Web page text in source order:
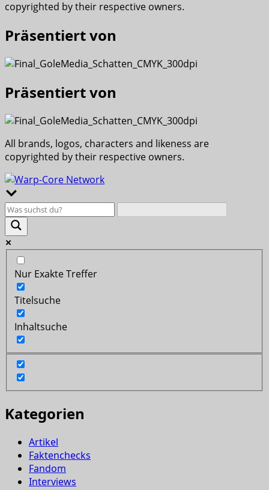
copyrighted by their respective owners.
Präsentiert von
Präsentiert von
All brands, logos, characters and likeness are
copyrighted by their respective owners.
Nur Exakte Treffer
Titelsuche
Inhaltsuche
Kategorien
Artikel
Faktenchecks
Fandom
Interviews